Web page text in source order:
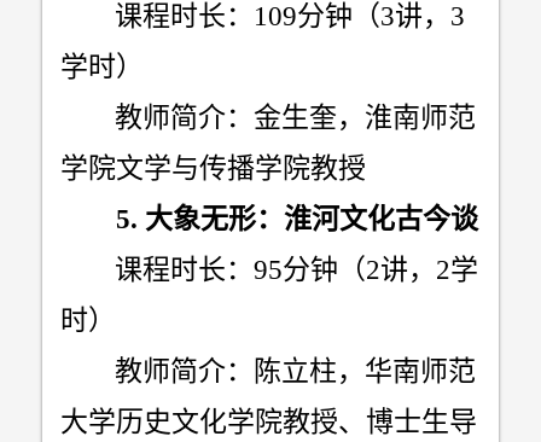
课程时长： 109分钟（3讲， 3
学时）
教师简介：金生奎，淮南师范
学院文学与传播学院教授
5. 大象无形：淮河文化古今谈
课程时长： 95分钟（2讲， 2学
时）
教师简介：陈立柱，华南师范
大学历史文化学院教授、博士生导